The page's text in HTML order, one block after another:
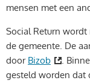
mensen met een
Social Return
de gemeente. De
door Bizob
.
gesteld worden dat